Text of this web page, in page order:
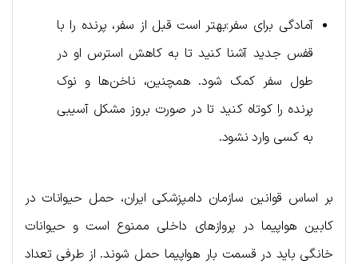
آمادگی برای سفر:بهتر است قبل از سفر، پرنده را با
قفس جدید آشنا کنید تا به کاهش استرس او در
طول سفر کمک شود. همچنین، ناخن‌ها و نوک
پرنده را کوتاه کنید تا در صورت بروز مشکل آسیبی
به کسی وارد نشود.
بر اساس قوانین سازمان دامپزشکی ایران، حمل حیوانات در
کابین هواپیما در پروازهای داخلی ممنوع است و حیوانات
خانگی باید در قسمت بار هواپیما حمل شوند. از طرفی تعداد